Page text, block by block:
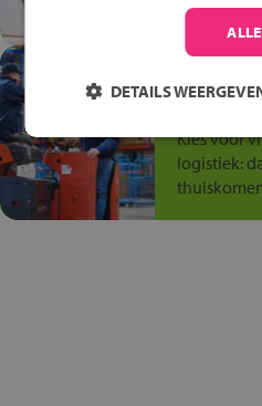
anders is!
Kies voor
logistiek:
DETAILS